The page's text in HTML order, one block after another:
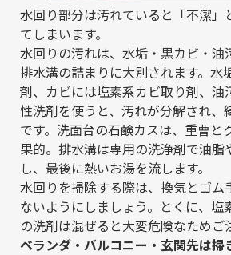
水回り部分は汚れていると「不潔」
てしまいます。
水回りの汚れは、水垢・黒カビ・油
排水溝の詰まりに大別されます。水
剤、カビには塩素系カビ取り剤、油
性洗剤を使うと、汚れが分解され、
です。洗面台の石鹸カスは、重曹と
果的。排水溝は専用の洗浄剤で油脂
し、最後に熱いお湯を流します。
水回りを掃除する際は、換気とゴム
ないようにしましょう。とくに、塩
の洗剤は混ぜると大変危険なためご
ベランダ・バルコニー・玄関先は掃